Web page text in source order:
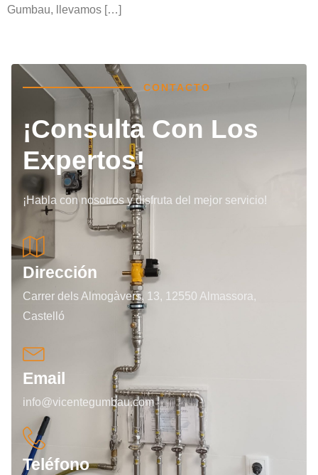
Gumbau, llevamos […]
CONTACTO
¡Consulta Con Los
Expertos!
¡Habla con nosotros y disfruta del mejor servicio!
Dirección
Carrer dels Almogàvers, 13, 12550 Almassora,
Castelló
Email
info@vicentegumbau.com
Teléfono